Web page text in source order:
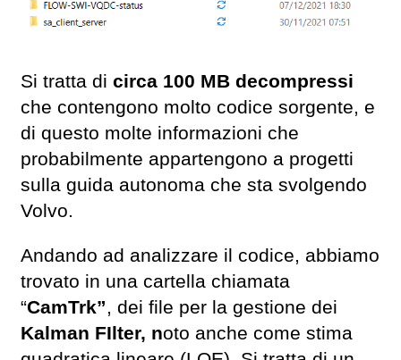
Si tratta di circa 100 MB decompressi
che contengono molto codice sorgente, e
di questo molte informazioni che
probabilmente appartengono a progetti
sulla guida autonoma che sta svolgendo
Volvo.
Andando ad analizzare il codice, abbiamo
trovato in una cartella chiamata
“CamTrk”, dei file per la gestione dei
Kalman FIlter, noto anche come stima